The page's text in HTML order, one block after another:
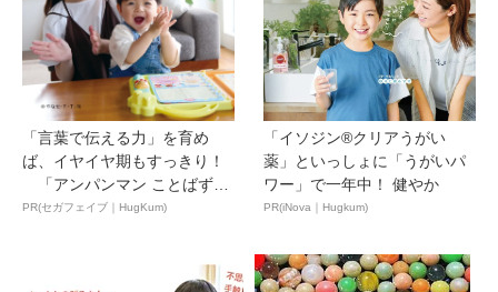
「言葉で伝える力」を育め
ば、イヤイヤ期もすっきり！
「アンパンマン ことばずか
ん...
PR(セガフェイブ｜HugKum)
「イソジン®クリアうがい
薬」といっしょに「うがいパ
ワー」で一年中！ 健やか
PR(iNova｜Hugkum)